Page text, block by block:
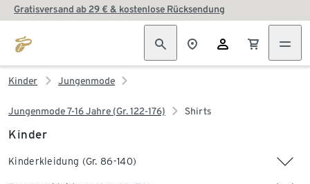
Gratisversand ab 29 € & kostenlose Rücksendung
Kinder Jungenmode
Jungenmode 7-16 Jahre (Gr. 122-176) Shirts
Kinder
Kinderkleidung (Gr. 86-140)